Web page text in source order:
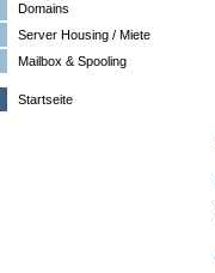
Domains
Server Housing / Miete
Mailbox & Spooling
Startseite